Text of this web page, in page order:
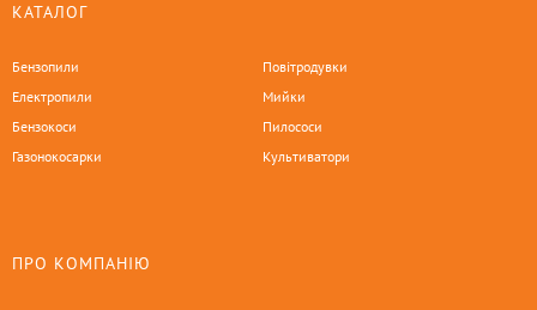
КАТАЛОГ
Бензопили
Електропили
Бензокоси
Газонокосарки
Повітродувки
Мийки
Пилососи
Культиватори
ПРО КОМПАНІЮ